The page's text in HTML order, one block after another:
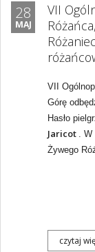
28
MAJ
VII
VII
Górę
Hasło
Jaricot . W
Żywego
czytaj